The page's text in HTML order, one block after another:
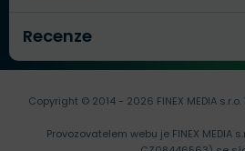
Recenze
Copyright © 2014 - 2026 FINEX MEDIA s.r.o.
Provozovatelem webu je FINEX MEDIA